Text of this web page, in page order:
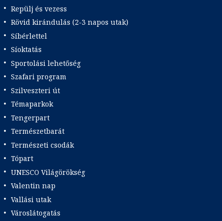
Repülj és vezess
Rövid kirándulás (2-3 napos utak)
Síbérlettel
Síoktatás
Sportolási lehetőség
Szafari program
Szilveszteri út
Témaparkok
Tengerpart
Természetbarát
Természeti csodák
Tópart
UNESCO Világörökség
Valentin nap
Vallási utak
Városlátogatás